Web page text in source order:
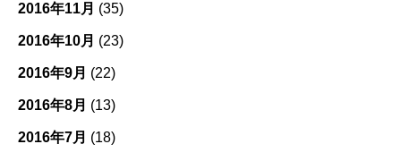
2016年11月 (35)
2016年10月 (23)
2016年9月 (22)
2016年8月 (13)
2016年7月 (18)